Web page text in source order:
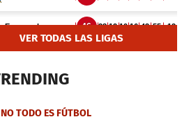
VER TODAS LAS LIGAS
NO TODO ES FÚTBOL